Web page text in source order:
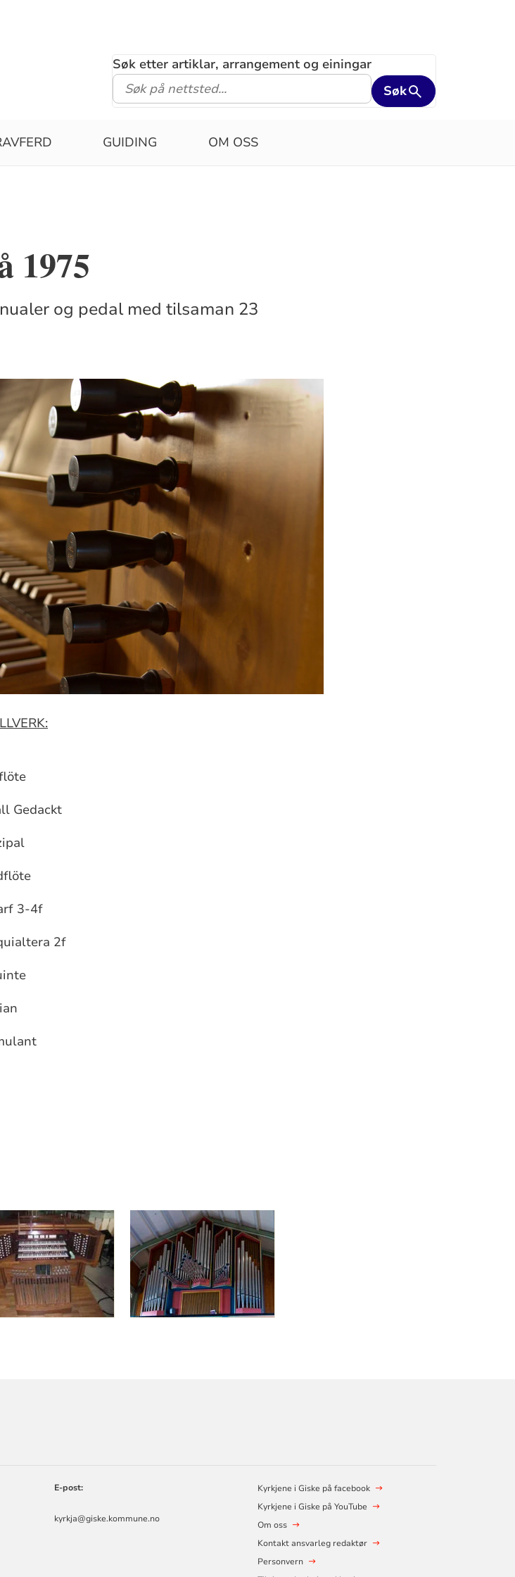
Søk etter artiklar, arrangement og einingar
Søk
GUIDING OM OSS
1975
og pedal med tilsaman 23
Gedackt
3-4f
2f
E-post:
kyrkja@giske.kommune.no
Kyrkjene i Giske på facebook
Kyrkjene i Giske på YouTube
Om oss
Kontakt ansvarleg redaktør
Personvern